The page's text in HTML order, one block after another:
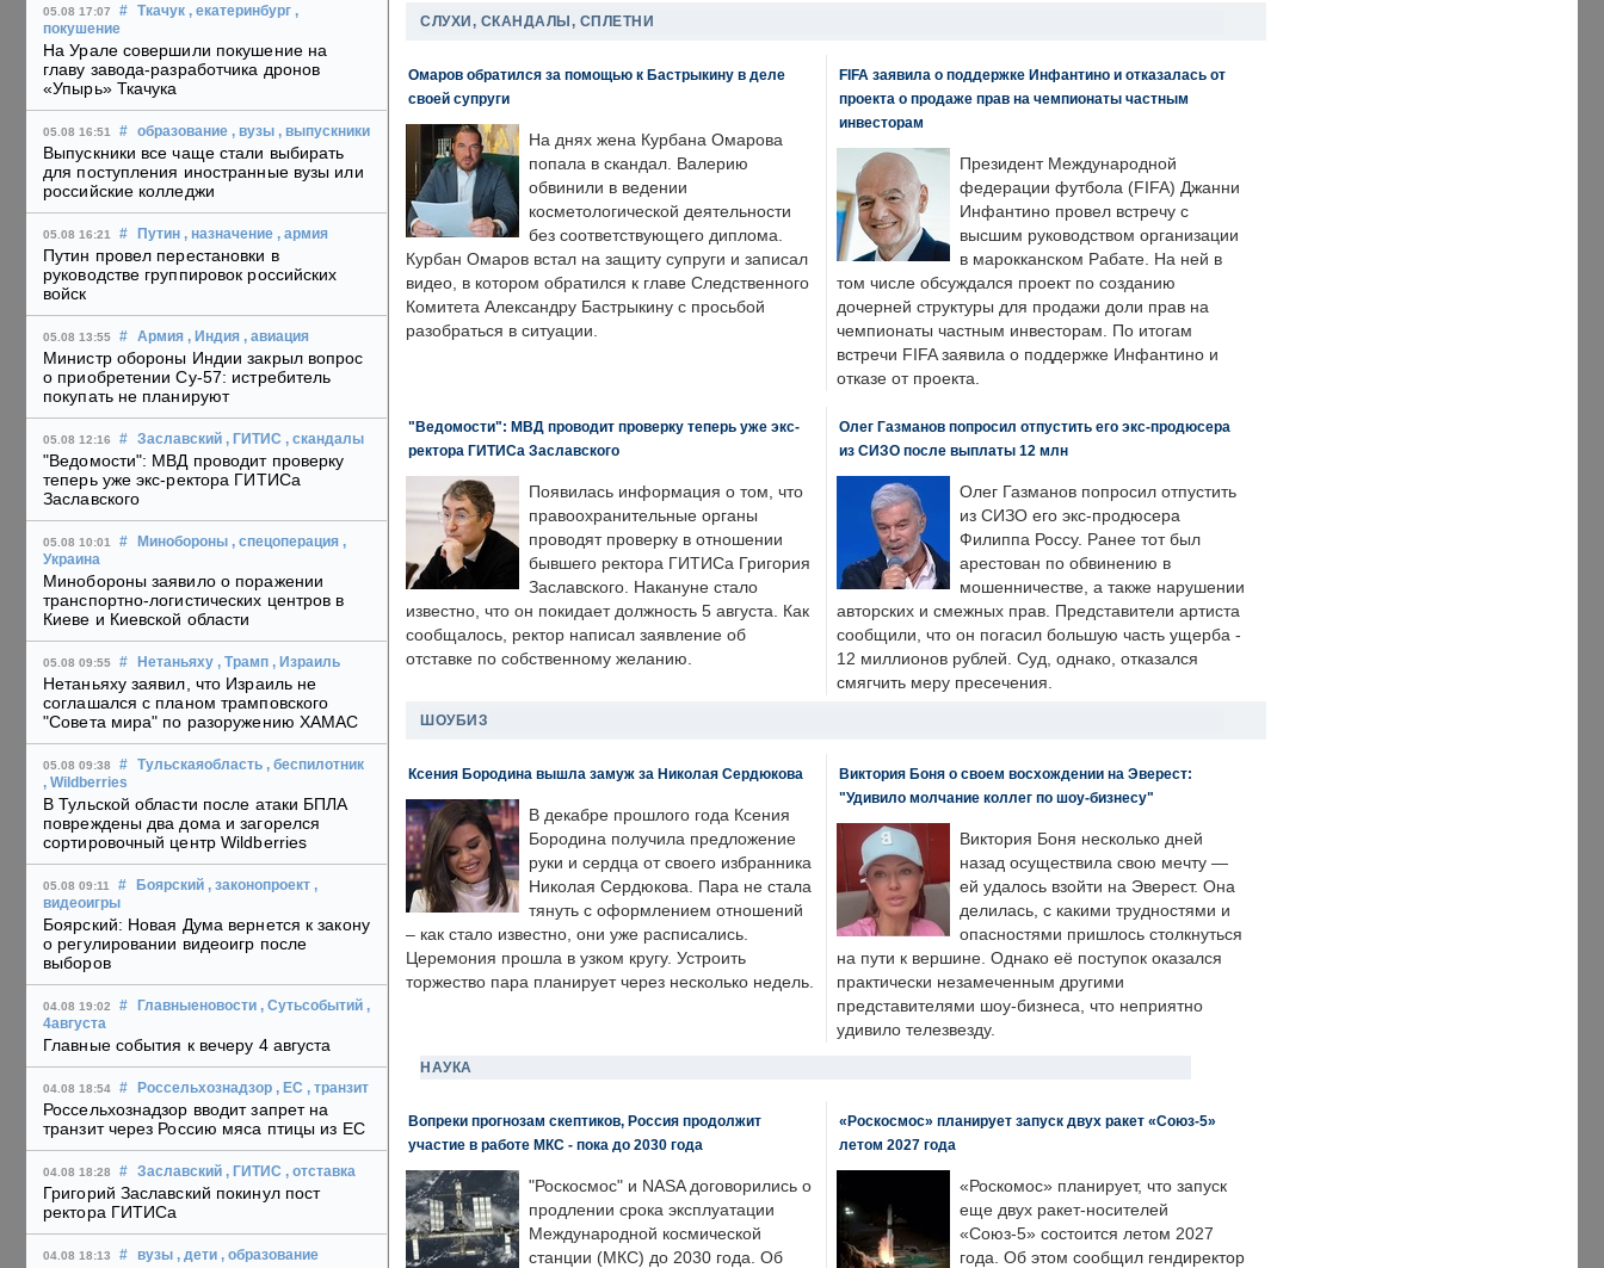
05.08 17:07 # Ткачук , екатеринбург ,
покушение
На Урале совершили покушение на
главу завода-разработчика дронов
«Упырь» Ткачука
05.08 16:51 # образование , вузы , выпускники
Выпускники все чаще стали выбирать
для поступления иностранные вузы или
российские колледжи
05.08 16:21 # Путин , назначение , армия
Путин провел перестановки в
руководстве группировок российских
войск
05.08 13:55 # Армия , Индия , авиация
Министр обороны Индии закрыл вопрос
о приобретении Су-57: истребитель
покупать не планируют
05.08 12:16 # Заславский , ГИТИС , скандалы
"Ведомости": МВД проводит проверку
теперь уже экс-ректора ГИТИСа
Заславского
05.08 10:01 # Минобороны , спецоперация ,
Украина
Минобороны заявило о поражении
транспортно-логистических центров в
Киеве и Киевской области
05.08 09:55 # Нетаньяху , Трамп , Израиль
Нетаньяху заявил, что Израиль не
соглашался с планом трамповского
"Совета мира" по разоружению ХАМАС
05.08 09:38 # Тульскаяобласть , беспилотник
, Wildberries
В Тульской области после атаки БПЛА
повреждены два дома и загорелся
сортировочный центр Wildberries
05.08 09:11 # Боярский , законопроект ,
видеоигры
Боярский: Новая Дума вернется к закону
о регулировании видеоигр после
выборов
04.08 19:02 # Главныеновости , Сутьсобытий ,
4августа
Главные события к вечеру 4 августа
04.08 18:54 # Россельхознадзор , ЕС , транзит
Россельхознадзор вводит запрет на
транзит через Россию мяса птицы из ЕС
04.08 18:28 # Заславский , ГИТИС , отставка
Григорий Заславский покинул пост
ректора ГИТИСа
04.08 18:13 # вузы , дети , образование
СЛУХИ, СКАНДАЛЫ, СПЛЕТНИ
Омаров обратился за помощью к Бастрыкину в деле
своей супруги
На днях жена Курбана Омарова
попала в скандал. Валерию
обвинили в ведении
косметологической деятельности
без соответствующего диплома.
Курбан Омаров встал на защиту супруги и записал
видео, в котором обратился к главе Следственного
Комитета Александру Бастрыкину с просьбой
разобраться в ситуации.
FIFA заявила о поддержке Инфантино и отказалась от
проекта о продаже прав на чемпионаты частным
инвесторам
Президент Международной
федерации футбола (FIFA) Джанни
Инфантино провел встречу с
высшим руководством организации
в марокканском Рабате. На ней в
том числе обсуждался проект по созданию
дочерней структуры для продажи доли прав на
чемпионаты частным инвесторам. По итогам
встречи FIFA заявила о поддержке Инфантино и
отказе от проекта.
"Ведомости": МВД проводит проверку теперь уже экс-
ректора ГИТИСа Заславского
Появилась информация о том, что
правоохранительные органы
проводят проверку в отношении
бывшего ректора ГИТИСа Григория
Заславского. Накануне стало
известно, что он покидает должность 5 августа. Как
сообщалось, ректор написал заявление об
отставке по собственному желанию.
Олег Газманов попросил отпустить его экс-продюсера
из СИЗО после выплаты 12 млн
Олег Газманов попросил отпустить
из СИЗО его экс-продюсера
Филиппа Россу. Ранее тот был
арестован по обвинению в
мошенничестве, а также нарушении
авторских и смежных прав. Представители артиста
сообщили, что он погасил большую часть ущерба -
12 миллионов рублей. Суд, однако, отказался
смягчить меру пресечения.
ШОУБИЗ
Ксения Бородина вышла замуж за Николая Сердюкова
В декабре прошлого года Ксения
Бородина получила предложение
руки и сердца от своего избранника
Николая Сердюкова. Пара не стала
тянуть с оформлением отношений
– как стало известно, они уже расписались.
Церемония прошла в узком кругу. Устроить
торжество пара планирует через несколько недель.
Виктория Боня о своем восхождении на Эверест:
"Удивило молчание коллег по шоу-бизнесу"
Виктория Боня несколько дней
назад осуществила свою мечту —
ей удалось взойти на Эверест. Она
делилась, с какими трудностями и
опасностями пришлось столкнуться
на пути к вершине. Однако её поступок оказался
практически незамеченным другими
представителями шоу-бизнеса, что неприятно
удивило телезвезду.
НАУКА
Вопреки прогнозам скептиков, Россия продолжит
участие в работе МКС - пока до 2030 года
"Роскосмос" и NASA договорились о
продлении срока эксплуатации
Международной космической
станции (МКС) до 2030 года. Об
«Роскосмос» планирует запуск двух ракет «Союз-5»
летом 2027 года
«Роскомос» планирует, что запуск
еще двух ракет-носителей
«Союз-5» состоится летом 2027
года. Об этом сообщил гендиректор